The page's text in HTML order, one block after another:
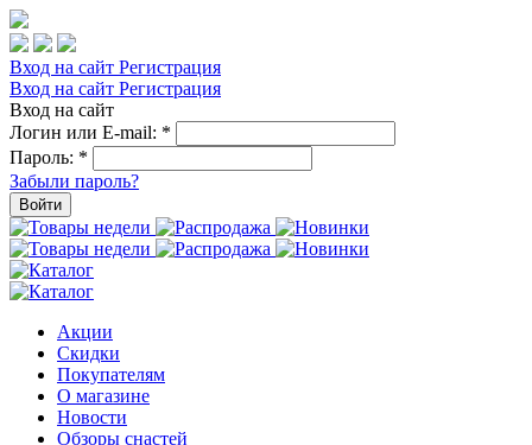
Вход на сайт Регистрация
Вход на сайт Регистрация
Вход на сайт
Логин или E-mail: *
Пароль: *
Забыли пароль?
Войти
Акции
Скидки
Покупателям
О магазине
Новости
Обзоры снастей